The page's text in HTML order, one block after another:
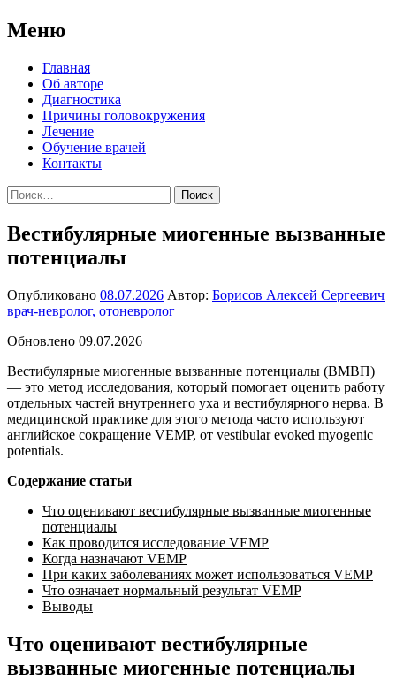
Меню
Перейти
содержимому
Главная
Об авторе
Диагностика
Причины головокружения
Лечение
Обучение врачей
Контакты
Найти:
Вестибулярные миогенные вызванные
потенциалы
Опубликовано 08.07.2026 Автор: Борисов Алексей Сергеевич
врач-невролог, отоневролог
Обновлено 09.07.2026
Вестибулярные миогенные вызванные потенциалы (ВМВП)
— это метод исследования, который помогает оценить работу
отдельных частей внутреннего уха и вестибулярного нерва. В
медицинской практике для этого метода часто используют
английское сокращение VEMP, от vestibular evoked myogenic
potentials.
Содержание статьи
Что оценивают вестибулярные вызванные миогенные
потенциалы
Как проводится исследование VEMP
Когда назначают VEMP
При каких заболеваниях может использоваться VEMP
Что означает нормальный результат VEMP
Выводы
Что оценивают вестибулярные
вызванные миогенные потенциалы